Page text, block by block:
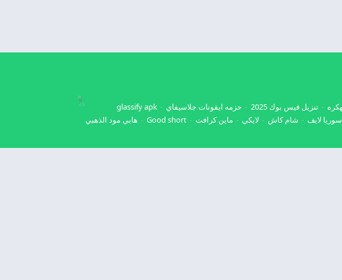
تنزيل فيس بوك 2025 حزمه ايقونات جلاسيفاي
glassify apk
سوريا لايف شام كاش لايكي ماين كرافت Good short
هابي مود الذهبي